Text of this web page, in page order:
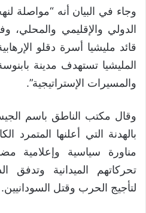
وجاء في البيان أنه “مواصلة
الدولي والإقليمي والمحلي،
قائد مليشيا أسرة دقلو
المليشيا تستهدف مدينة
والمسيرات الإستراتيجية”.
وقال مكتب الناطق باسم
بالهدنة التي أعلنها
مناورة سياسية وإعلامية
تحركاتهم الميدانية وتدفق
لتأجيج الحرب وقتل